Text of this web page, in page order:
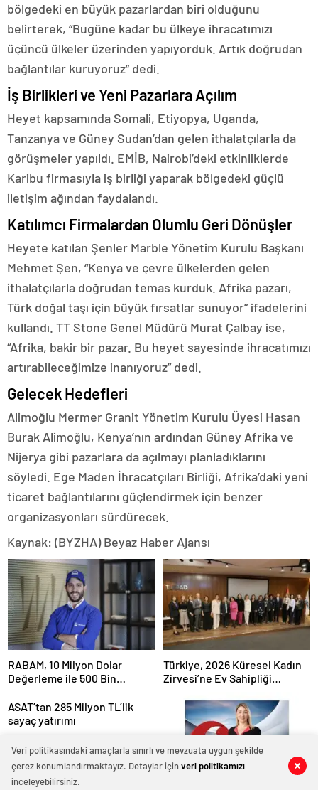
0 0
0 0
bölgedeki en büyük pazarlardan biri olduğunu
belirterek, “Bugüne kadar bu ülkeye ihracatımızı
üçüncü ülkeler üzerinden yapıyorduk. Artık doğrudan
bağlantılar kuruyoruz” dedi.
İş Birlikleri ve Yeni Pazarlara Açılım
Heyet kapsamında Somali, Etiyopya, Uganda,
Tanzanya ve Güney Sudan’dan gelen ithalatçılarla da
görüşmeler yapıldı. EMİB, Nairobi’deki etkinliklerde
Karibu firmasıyla iş birliği yaparak bölgedeki güçlü
iletişim ağından faydalandı.
Katılımcı Firmalardan Olumlu Geri Dönüşler
Heyete katılan Şenler Marble Yönetim Kurulu Başkanı
Mehmet Şen, “Kenya ve çevre ülkelerden gelen
ithalatçılarla doğrudan temas kurduk. Afrika pazarı,
Türk doğal taşı için büyük fırsatlar sunuyor” ifadelerini
kullandı. TT Stone Genel Müdürü Murat Çalbay ise,
“Afrika, bakir bir pazar. Bu heyet sayesinde ihracatımızı
artırabileceğimize inanıyoruz” dedi.
Gelecek Hedefleri
Alimoğlu Mermer Granit Yönetim Kurulu Üyesi Hasan
Burak Alimoğlu, Kenya’nın ardından Güney Afrika ve
Nijerya gibi pazarlara da açılmayı planladıklarını
söyledi. Ege Maden İhracatçıları Birliği, Afrika’daki yeni
ticaret bağlantılarını güçlendirmek için benzer
organizasyonları sürdürecek.
Kaynak: (BYZHA) Beyaz Haber Ajansı
RABAM, 10 Milyon Dolar
Değerleme ile 500 Bin
Türkiye, 2026 Küresel Kadın
Zirvesi’ne Ev Sahipliği
ASAT’tan 285 Milyon TL’lik
sayaç yatırımı
Veri politikasındaki amaçlarla sınırlı ve mevzuata uygun şekilde
çerez konumlandırmaktayız. Detaylar içinveri politikamızı
inceleyebilirsiniz.